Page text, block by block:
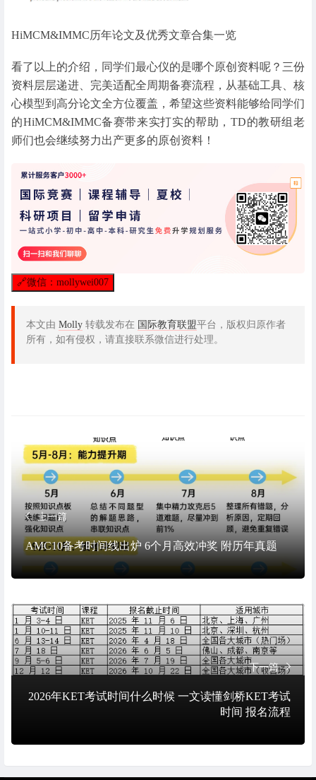
HiMCM&IMMC历年论文及优秀文章合集一览
看了以上的介绍，同学们最心仪的是哪个原创资料呢？三份
资料层层递进、完美适配全周期备赛流程，从基础工具、核
心模型到高分论文全方位覆盖，希望这些资料能够给同学们
的HiMCM&IMMC备赛带来实打实的帮助，TD的教研组老
师们也会继续努力出产更多的原创资料！
🔗微信：mollywei007
本文由 Molly 转载发布在 国际教育联盟平台，版权归原作者
所有，如有侵权，请直接联系微信进行处理。
上一篇
AMC10备考时间线出炉 6个月高效冲奖 附历年真题
下一篇
2026年KET考试时间什么时候 一文读懂剑桥KET考试
时间 报名流程